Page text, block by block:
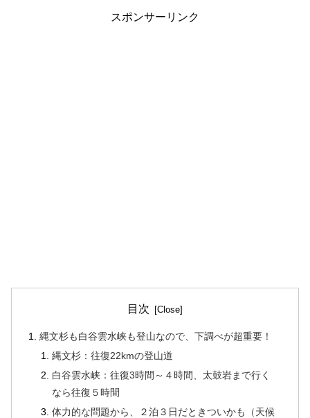
スポンサーリンク
目次
縄文杉も白谷雲水峡も登山なので、下調べが超重要！
縄文杉：往復22kmの登山道
白谷雲水峡：往復3時間～４時間、太鼓岩まで行く
なら往復５時間
体力的な問題から、２泊３日だときついかも（天候